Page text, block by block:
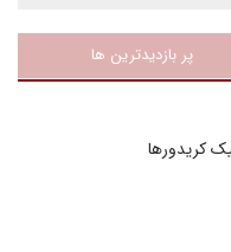
پر بازدیدترین ها
کریدورها